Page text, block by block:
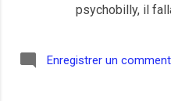
psychobilly, il
bon thrash
Enregistrer un